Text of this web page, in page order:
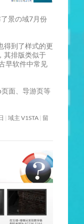
景の域7月份
得到了样式的更
其排版类似于
早软件中常见
面、导游页等
域主 V1STA 留